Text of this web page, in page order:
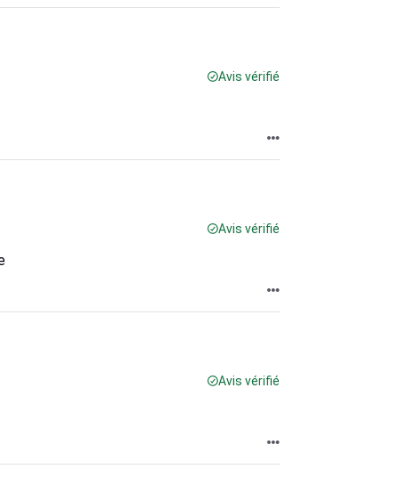
Avis vérifié
Avis vérifié
Avis vérifié